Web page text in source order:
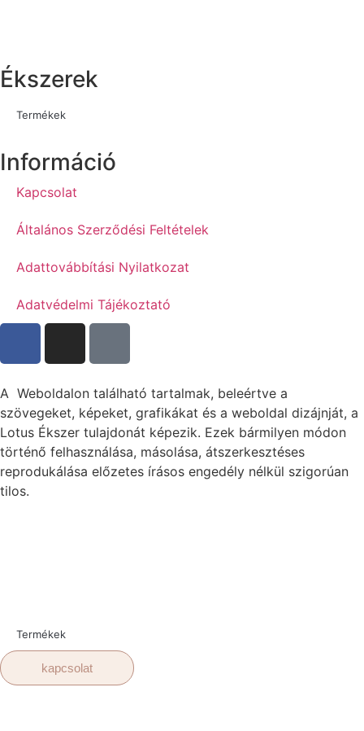
Ékszerek
Termékek
Információ
Kapcsolat
Általános Szerződési Feltételek
Adattovábbítási Nyilatkozat
Adatvédelmi Tájékoztató
A Weboldalon található tartalmak, beleértve a
szövegeket, képeket, grafikákat és a weboldal dizájnját, a
Lotus Ékszer tulajdonát képezik. Ezek bármilyen módon
történő felhasználása, másolása, átszerkesztéses
reprodukálása előzetes írásos engedély nélkül szigorúan
tilos.
Termékek
kapcsolat